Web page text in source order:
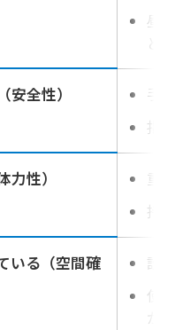
昼
ど
全性）
手
指
性）
重
持
いる（空間確
設
使
か